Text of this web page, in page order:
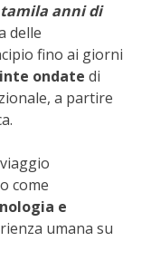
anni di
delle
fino ai giorni
ondate di
a partire
come
e
umana su